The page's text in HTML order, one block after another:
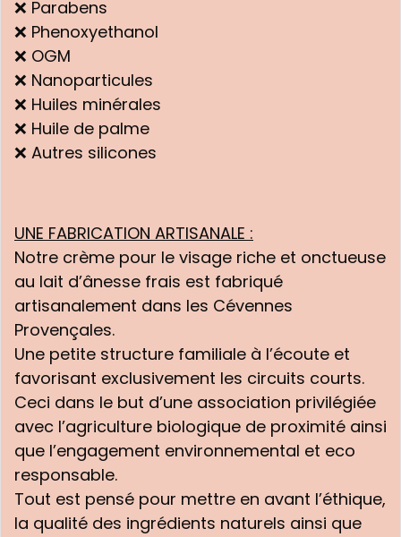
❌ Parabens
❌ Phenoxyethanol
❌ OGM
❌ Nanoparticules
❌ Huiles minérales
❌ Huile de palme
❌ Autres silicones
UNE FABRICATION ARTISANALE :
Notre crème pour le visage riche et onctueuse
au lait d’ânesse frais est fabriqué
artisanalement dans les Cévennes
Provençales.
Une petite structure familiale à l’écoute et
favorisant exclusivement les circuits courts.
Ceci dans le but d’une association privilégiée
avec l’agriculture biologique de proximité ainsi
que l’engagement environnemental et eco
responsable.
Tout est pensé pour mettre en avant l’éthique,
la qualité des ingrédients naturels ainsi que